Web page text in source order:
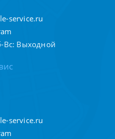
service.ru
Вс: Выходной
service.ru